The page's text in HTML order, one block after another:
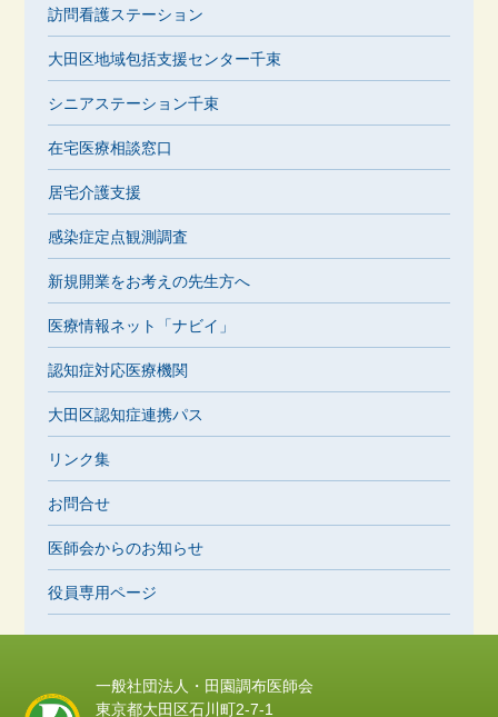
訪問看護ステーション
大田区地域包括支援センター千束
シニアステーション千束
在宅医療相談窓口
居宅介護支援
感染症定点観測調査
新規開業をお考えの先生方へ
医療情報ネット「ナビイ」
認知症対応医療機関
大田区認知症連携パス
リンク集
お問合せ
医師会からのお知らせ
役員専用ページ
一般社団法人・田園調布医師会
東京都大田区石川町2-7-1